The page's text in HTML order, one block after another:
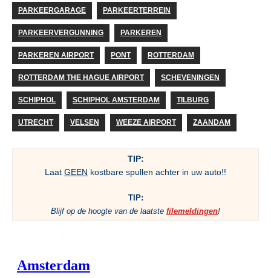
PARKEERGARAGE PARKEERTERREIN
PARKEERVERGUNNING PARKEREN
PARKEREN AIRPORT PONT ROTTERDAM
ROTTERDAM THE HAGUE AIRPORT SCHEVENINGEN
SCHIPHOL SCHIPHOL AMSTERDAM TILBURG
UTRECHT VELSEN WEEZE AIRPORT ZAANDAM
TIP:
Laat GEEN kostbare spullen achter in uw auto!!
TIP:
Blijf op de hoogte van de laatste filemeldingen!